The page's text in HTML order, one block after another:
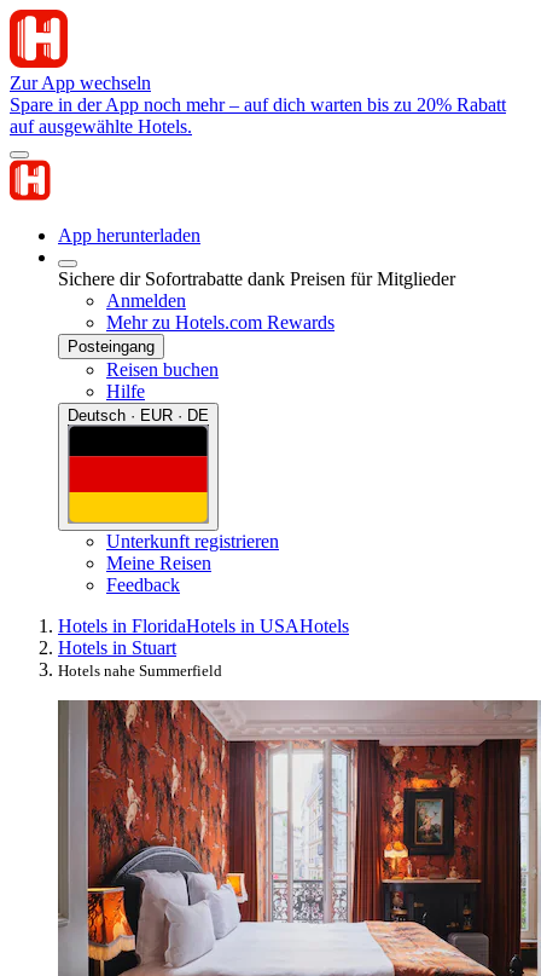
Zur App wechseln
Spare in der App noch mehr – auf dich warten bis zu 20% Rabatt
auf ausgewählte Hotels.
App herunterladen
Sichere dir Sofortrabatte dank Preisen für Mitglieder
Anmelden
Mehr zu Hotels.com Rewards
Posteingang
Reisen buchen
Hilfe
Deutsch · EUR · DE
Unterkunft registrieren
Meine Reisen
Feedback
Hotels in FloridaHotels in USAHotels
Hotels in Stuart
Hotels nahe Summerfield